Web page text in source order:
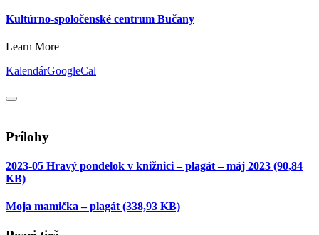
Kultúrno-spoločenské centrum Bučany
Learn More
KalendárGoogleCal
Prílohy
2023-05 Hravý pondelok v knižnici – plagát – máj 2023 (90,84
KB)
Moja mamička – plagát (338,93 KB)